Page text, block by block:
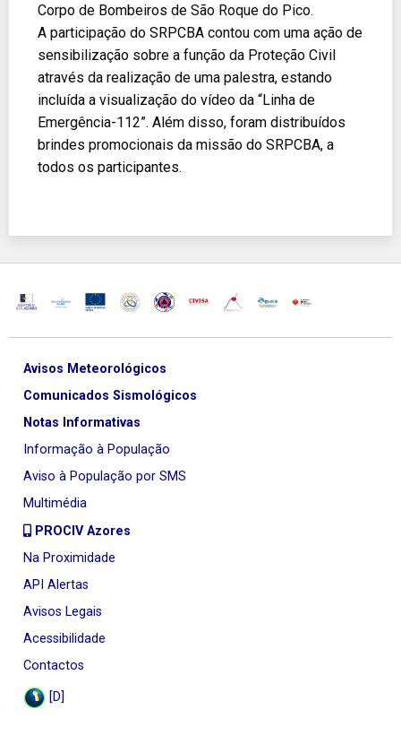
Corpo de Bombeiros de São Roque do Pico.
A participação do SRPCBA contou com uma ação de
sensibilização sobre a função da Proteção Civil
através da realização de uma palestra, estando
incluída a visualização do vídeo da “Linha de
Emergência-112”. Além disso, foram distribuídos
brindes promocionais da missão do SRPCBA, a
todos os participantes.
Avisos Meteorológicos
Comunicados Sismológicos
Notas Informativas
Informação à População
Aviso à População por SMS
Multimédia
PROCIV Azores
Na Proximidade
API Alertas
Avisos Legais
Acessibilidade
Contactos
[D]